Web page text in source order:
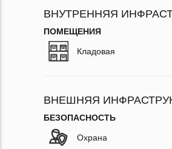
ВНУТРЕННЯЯ
ПОМЕЩЕНИЯ
Кладовая
ВНЕШНЯЯ
БЕЗОПАСНОСТЬ
Охрана